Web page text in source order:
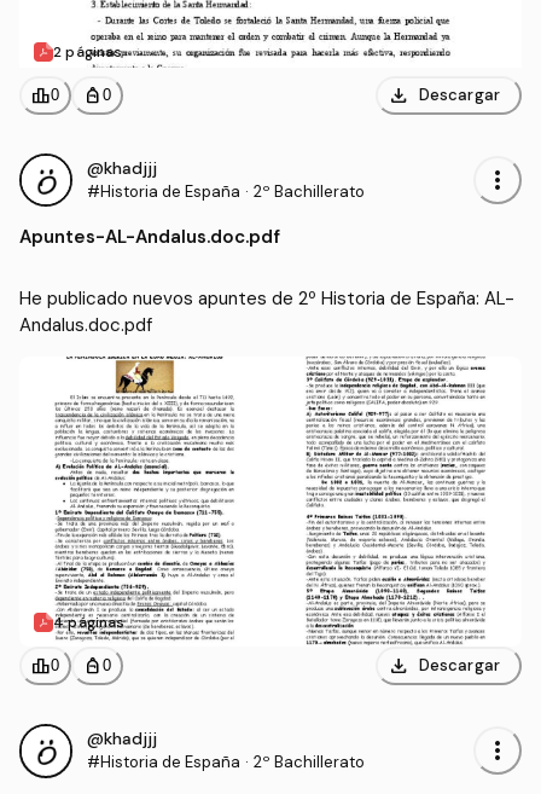
2 páginas
leaderboard0 personal_bag 0 download Descargar
@khadjjj
#Historia de España · 2º Bachillerato more_vert
Apuntes-AL-Andalus.doc.pdf
He publicado nuevos apuntes de 2º Historia de España: AL-
Andalus.doc.pdf
4 páginas
leaderboard0 personal_bag 0 download Descargar
@khadjjj
#Historia de España · 2º Bachillerato more_vert